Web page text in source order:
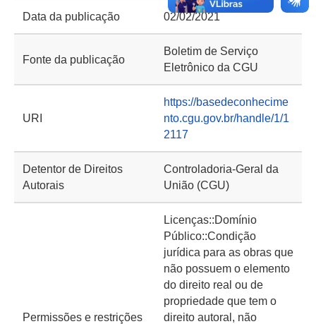
Data da publicação 02/02/2021
Fonte da publicação
Boletim de Serviço
Eletrônico da CGU
URI
https://basedeconhecime
nto.cgu.gov.br/handle/1/1
2117
Detentor de Direitos
Autorais
Controladoria-Geral da
União (CGU)
Permissões e restrições
Licenças::Domínio
Público::Condição
jurídica para as obras que
não possuem o elemento
do direito real ou de
propriedade que tem o
direito autoral, não